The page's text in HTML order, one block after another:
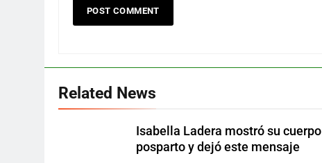
Related News
Isabella Ladera mostró su cuerpo
posparto y dejó este mensaje